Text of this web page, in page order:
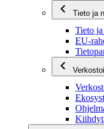
Tieto ja
Tieto
EU-